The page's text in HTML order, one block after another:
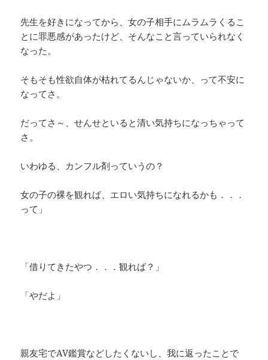
先生を好きになってから、女の子相手にムラムラくるこ
とに罪悪感があったけど、そんなこと言っていられなく
なった。
そもそも性欲自体が枯れてるんじゃないか、って不安に
なってさ。
だってさ～、せんせといると清い気持ちになっちゃって
さ。
いわゆる、カンフル剤っていうの？
女の子の裸を観れば、エロい気持ちになれるかも．．．
って」
「借りてきたやつ．．．観れば？」
「やだよ」
親友宅でAV鑑賞などしたくないし、我に返ったことで